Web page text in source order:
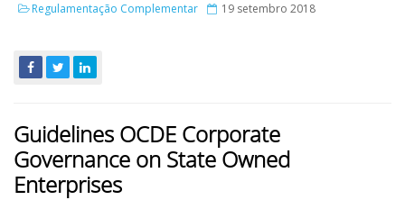
Regulamentação Complementar 19 setembro 2018
Guidelines OCDE Corporate
Governance on State Owned
Enterprises